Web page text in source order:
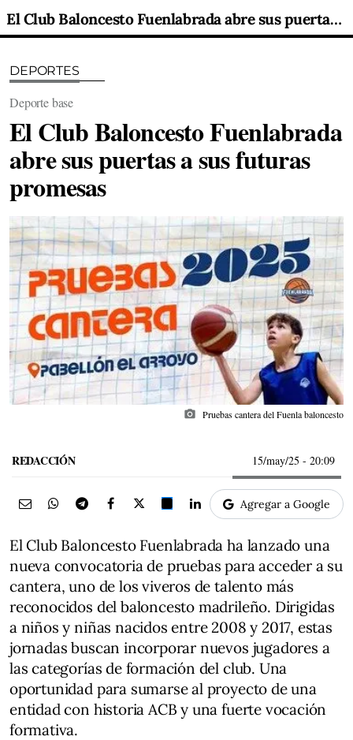
El Club Baloncesto Fuenlabrada abre sus puertas a sus futuras promesas
DEPORTES
Deporte base
El Club Baloncesto Fuenlabrada
abre sus puertas a sus futuras
promesas
photo_camera Pruebas cantera del Fuenla baloncesto
REDACCIÓN 15/may/25 - 20:09
Agregar a Google
El Club Baloncesto Fuenlabrada ha lanzado una
nueva convocatoria de pruebas para acceder a su
cantera, uno de los viveros de talento más
reconocidos del baloncesto madrileño. Dirigidas
a niños y niñas nacidos entre 2008 y 2017, estas
jornadas buscan incorporar nuevos jugadores a
las categorías de formación del club. Una
oportunidad para sumarse al proyecto de una
entidad con historia ACB y una fuerte vocación
formativa.